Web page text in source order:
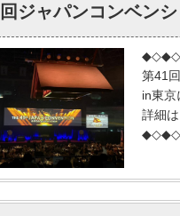
ジャパンコンベン
第41
in東京
詳細